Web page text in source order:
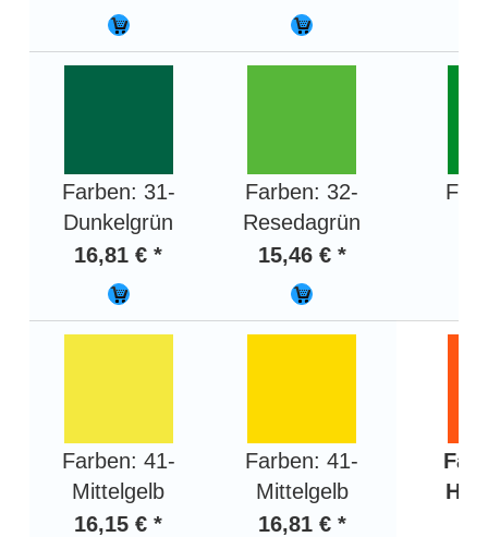
Farben: 31-
Dunkelgrün
16,81 € *
Farben: 32-
Resedagrün
15,46 € *
Farben: 41-
Mittelgelb
16,15 € *
Farben: 41-
Mittelgelb
16,81 € *